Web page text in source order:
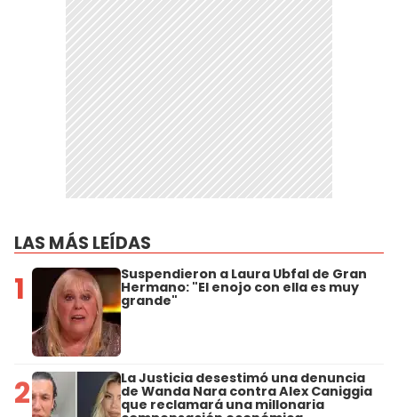
LAS MÁS LEÍDAS
1 Suspendieron a Laura Ubfal de Gran
Hermano: "El enojo con ella es muy
grande"
2 La Justicia desestimó una denuncia
de Wanda Nara contra Alex Caniggia
que reclamará una millonaria